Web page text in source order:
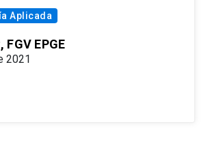
Aplicada
EPGE
2021